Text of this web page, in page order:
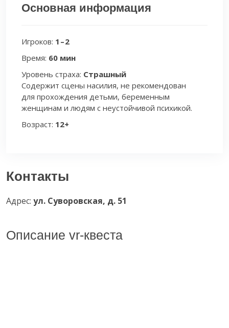
Основная информация
Игроков: 1 – 2
Время: 60 мин
Уровень страха: Страшный
Содержит сцены насилия, не рекомендован
для прохождения детьми, беременным
женщинам и людям с неустойчивой психикой.
Возраст: 12+
Контакты
Адрес: ул. Суворовская, д. 51
Описание vr-квеста